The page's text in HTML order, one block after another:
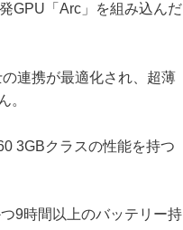
GPU「Arc」を組み込んだ
連携が最適化され、超薄
。
3GBクラスの性能を持つ
9時間以上のバッテリー持